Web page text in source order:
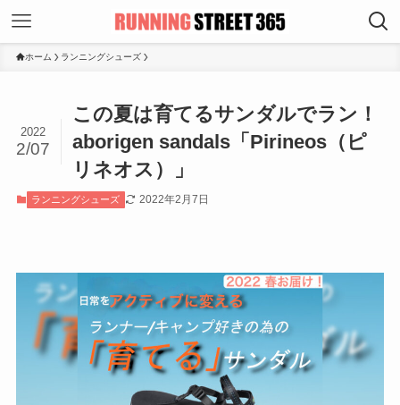
ホーム ランニングシューズ
この夏は育てるサンダルでラン！
aborigen sandals「Pirineos（ピ
リネオス）」
2022
2/07
ランニングシューズ 2022年2月7日